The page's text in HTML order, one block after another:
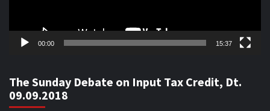
00:00 15:37
The Sunday Debate on Input Tax Credit, Dt.
09.09.2018